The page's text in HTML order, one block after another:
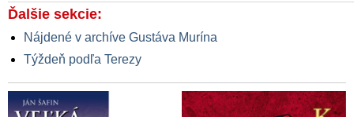
Ďalšie sekcie:
Nájdené v archíve Gustáva Murína
Týždeň podľa Terezy